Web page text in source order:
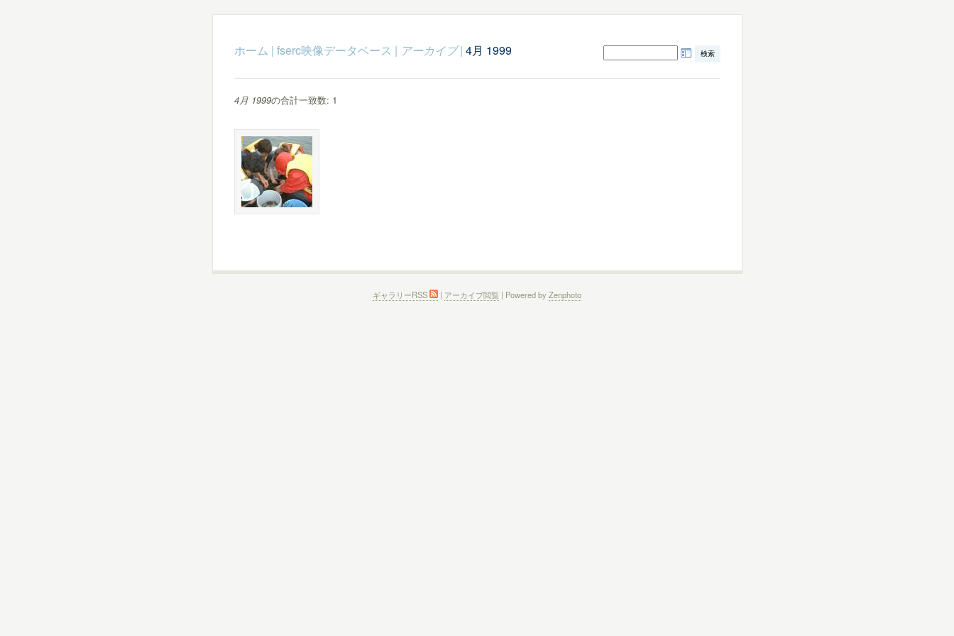
ホーム | fserc映像データベース | アーカイブ| 4月 1999
4月 1999の合計一致数: 1
ギャラリーRSS | アーカイブ閲覧 | Powered by Zenphoto